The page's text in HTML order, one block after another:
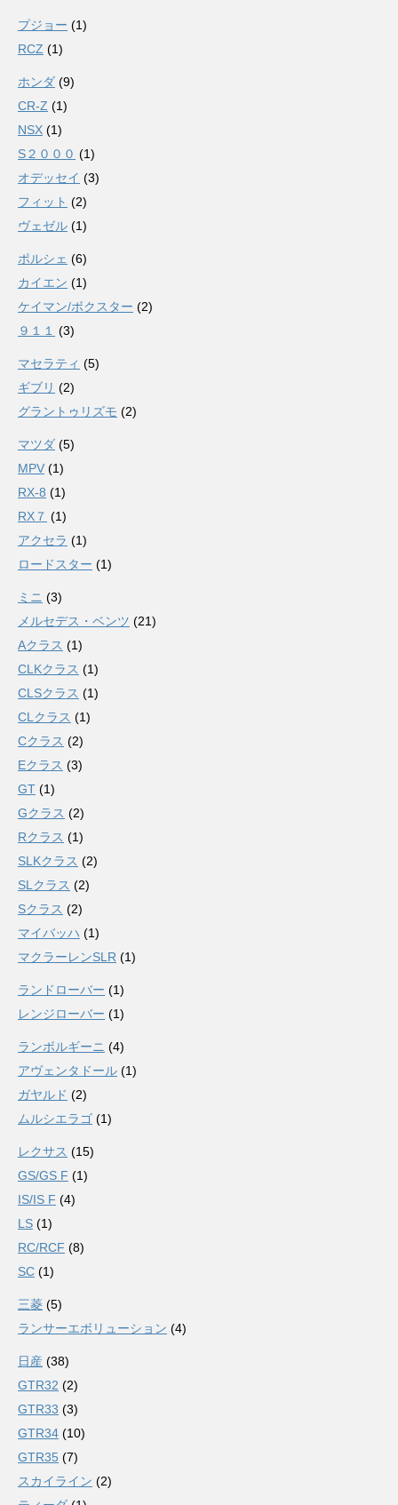
プジョー (1)
RCZ (1)
ホンダ (9)
CR-Z (1)
NSX (1)
S２０００ (1)
オデッセイ (3)
フィット (2)
ヴェゼル (1)
ポルシェ (6)
カイエン (1)
ケイマン/ボクスター (2)
９１１
(3)
マセラティ (5)
ギブリ (2)
グラントゥリズモ (2)
マツダ (5)
MPV (1)
RX-8 (1)
RX７ (1)
アクセラ (1)
ロードスター (1)
ミニ (3)
メルセデス・ベンツ (21)
Aクラス (1)
CLKクラス (1)
CLSクラス (1)
CLクラス (1)
Cクラス (2)
Eクラス (3)
GT (1)
Gクラス (2)
Rクラス (1)
SLKクラス (2)
SLクラス (2)
Sクラス (2)
マイバッハ (1)
マクラーレンSLR (1)
ランドローバー (1)
レンジローバー (1)
ランボルギーニ (4)
アヴェンタドール (1)
ガヤルド (2)
ムルシエラゴ (1)
レクサス (15)
GS/GS F (1)
IS/IS F (4)
LS (1)
RC/RCF (8)
SC (1)
三菱 (5)
ランサーエボリューション (4)
日産 (38)
GTR32 (2)
GTR33 (3)
GTR34 (10)
GTR35 (7)
スカイライン (2)